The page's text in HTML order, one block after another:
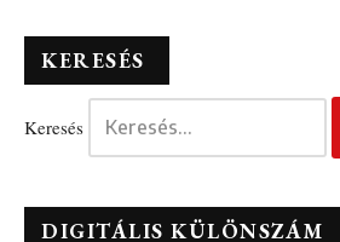
KERESÉS
Keresés
DIGITÁLIS KÜLÖNSZÁM